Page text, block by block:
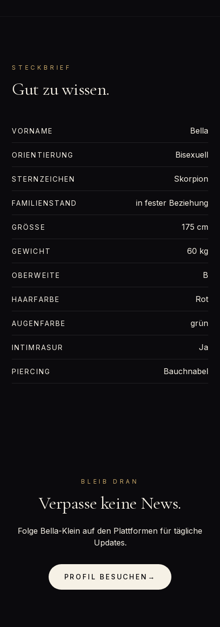
STECKBRIEF
Gut zu wissen.
VORNAME Bella
ORIENTIERUNG Bisexuell
STERNZEICHEN Skorpion
FAMILIENSTAND in fester Beziehung
GRÖSSE 175 cm
GEWICHT 60 kg
OBERWEITE B
HAARFARBE Rot
AUGENFARBE grün
INTIMRASUR Ja
PIERCING Bauchnabel
BLEIB DRAN
Verpasse keine News.
Folge Bella-Klein auf den Plattformen für tägliche
Updates.
PROFIL BESUCHEN →